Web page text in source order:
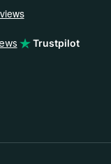
Trustpilot